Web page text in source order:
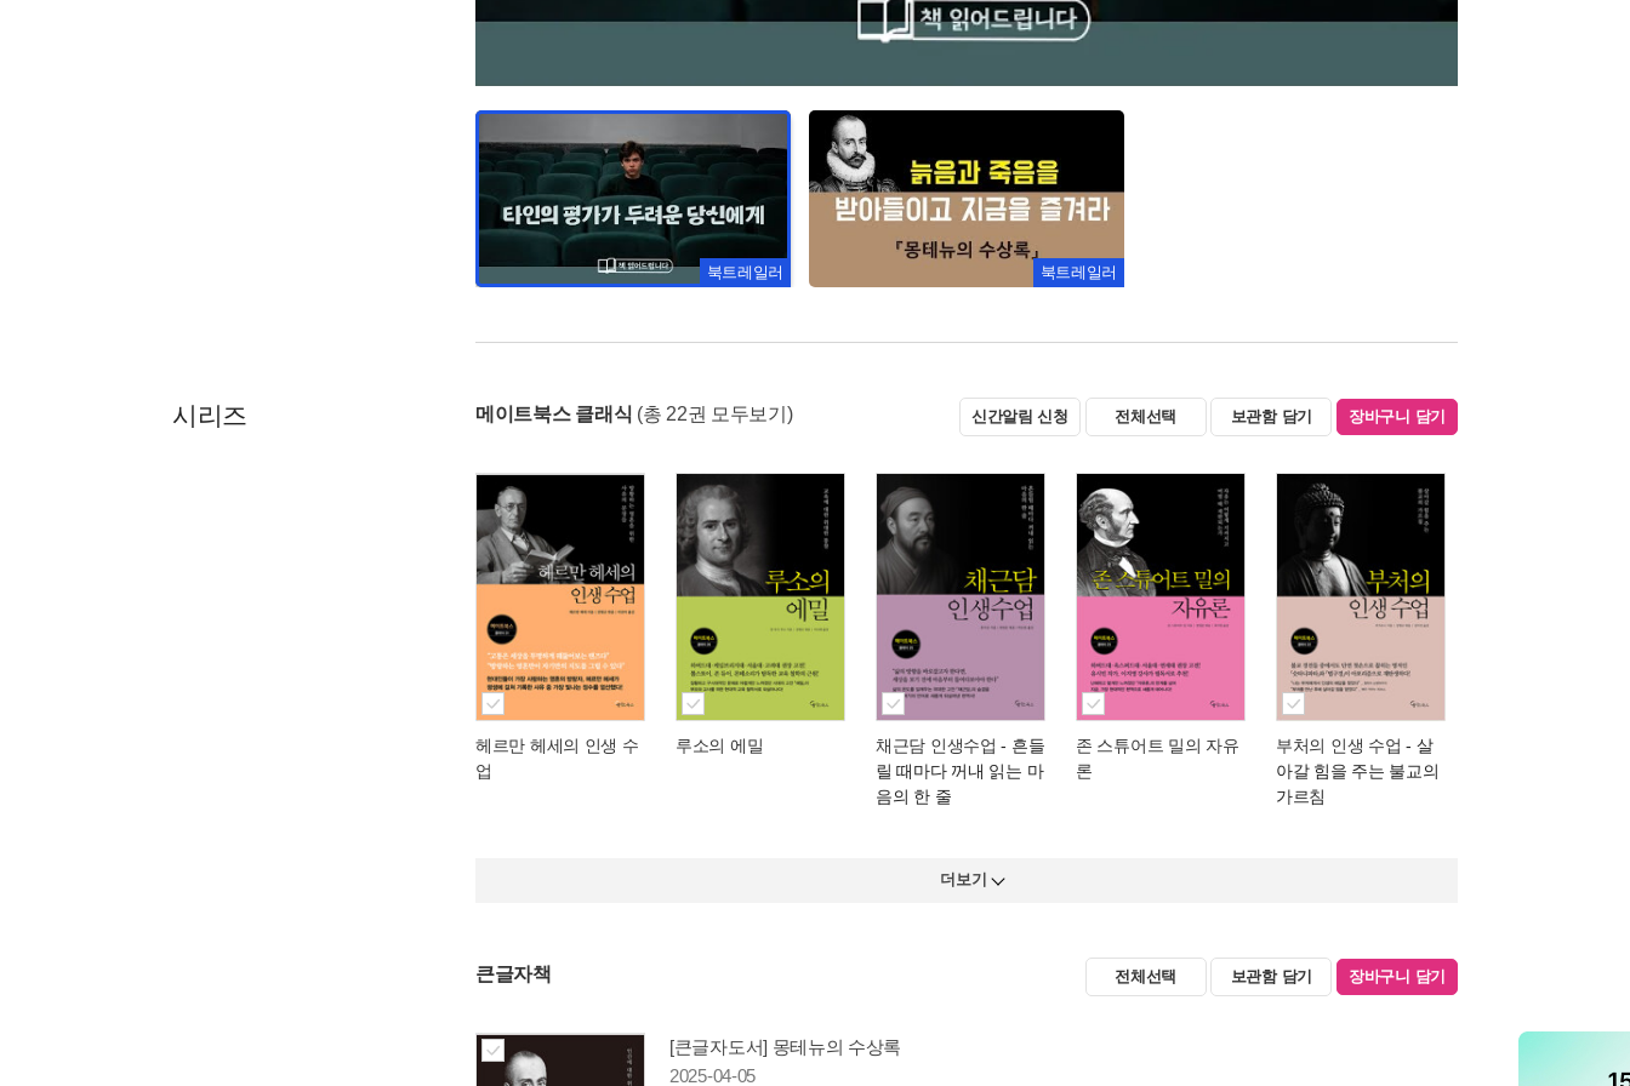
북트레일러 북트레일러
시리즈 메이트북스 클래식 (총 22권 모두보기) 신간알림 신청 전체선택 보관함 담기 장바구니 담기
헤르만 헤세의 인생 수
업
루소의 에밀 채근담 인생수업 - 흔들
릴 때마다 꺼내 읽는 마
음의 한 줄
존 스튜어트 밀의 자유
론
부처의 인생 수업 - 살
아갈 힘을 주는 불교의
가르침
더보기
큰글자책 전체선택 보관함 담기 장바구니 담기
[큰글자도서] 몽테뉴의 수상록
2025-04-05